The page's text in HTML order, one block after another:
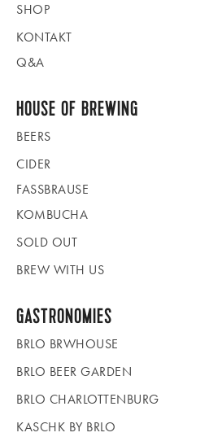
SHOP
KONTAKT
Q&A
HOUSE OF BREWING
BEERS
CIDER
FASSBRAUSE
KOMBUCHA
SOLD OUT
BREW WITH US
GASTRONOMIES
BRLO BRWHOUSE
BRLO BEER GARDEN
BRLO CHARLOTTENBURG
KASCHK BY BRLO